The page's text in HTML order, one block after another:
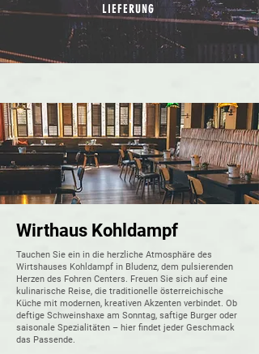
LIEFERUNG
Wirthaus Kohldampf
Tauchen Sie ein in die herzliche Atmosphäre des
Wirtshauses Kohldampf in Bludenz, dem pulsierenden
Herzen des Fohren Centers. Freuen Sie sich auf eine
kulinarische Reise, die traditionelle österreichische
Küche mit modernen, kreativen Akzenten verbindet. Ob
deftige Schweinshaxe am Sonntag, saftige Burger oder
saisonale Spezialitäten – hier findet jeder Geschmack
das Passende.